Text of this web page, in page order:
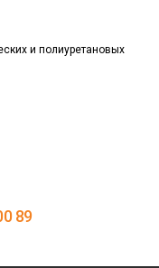
и полиуретановых
89